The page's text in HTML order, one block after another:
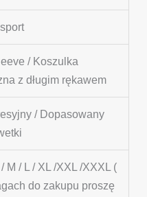
/ Koszulka
z długim rękawem
/ Dopasowany
M / L / XL /XXL /XXXL (
do zakupu proszę